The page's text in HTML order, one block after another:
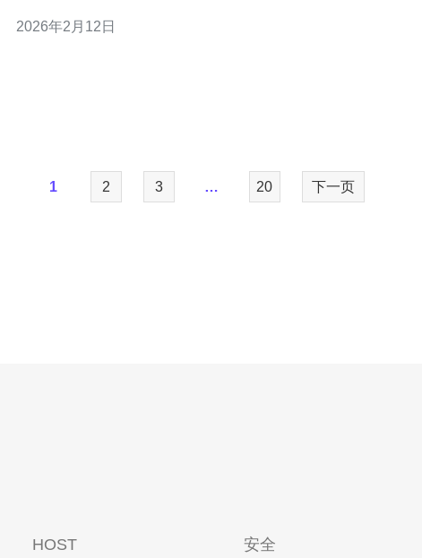
cn2服务器是指通过中国电信CN2网络进行连接的服务器。
2026年2月12日
1 2 3 … 20 下一页
HOST 安全